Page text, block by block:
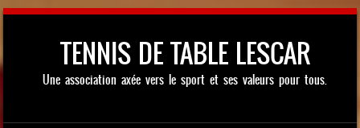
TENNIS DE TABLE LESCAR
Une association axée vers le sport et ses valeurs pour tous.